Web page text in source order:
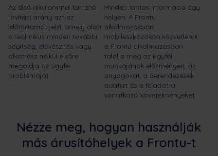
Az első alkalommal történő
javítási arány azt az
időtartamot jelzi, amely alatt
a technikus minden további
segítség, előkészítés vagy
alkatrész nélkül elsőre
megoldja az ügyfél
problémáját.
Minden fontos információ egy
helyen. A Frontu
alkalmazásban
mobileszközökön közvetlenül
a Frontu alkalmazásban
találja meg az ügyfél
munkájának előzményeit, az
anyagokat, a berendezések
adatait és a feladatra
vonatkozó követelményeket.
Nézze meg, hogyan használják
más árusítóhelyek a Frontu-t